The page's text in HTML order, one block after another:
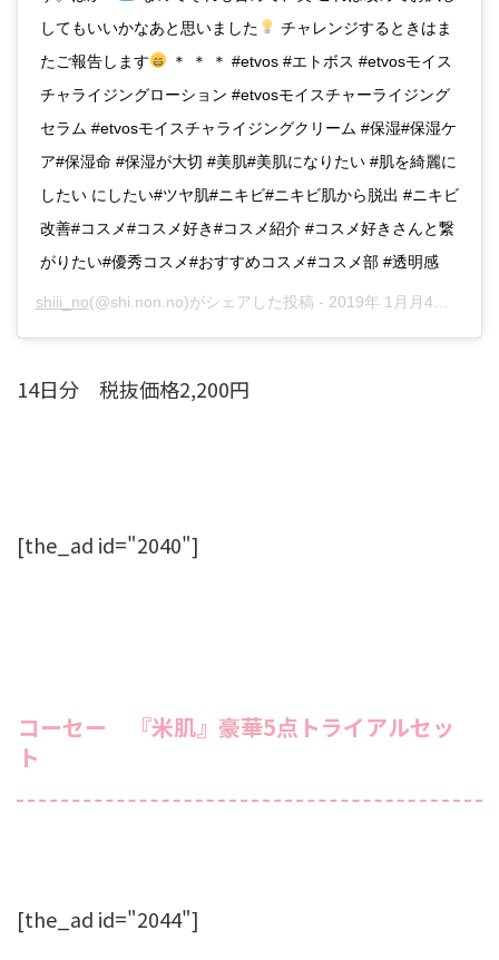
してもいいかなあと思いました
チャレンジするときはま
たご報告します
＊ ＊ ＊ #etvos #エトボス #etvosモイス
チャライジングローション #etvosモイスチャーライジング
セラム #etvosモイスチャライジングクリーム #保湿#保湿ケ
ア#保湿命 #保湿が大切 #美肌#美肌になりたい #肌を綺麗に
したい にしたい#ツヤ肌#ニキビ#ニキビ肌から脱出 #ニキビ
改善#コスメ#コスメ好き#コスメ紹介 #コスメ好きさんと繋
がりたい#優秀コスメ#おすすめコスメ#コスメ部 #透明感
shiii_no(@shi.non.no)がシェアした投稿 - 2019年 1月月4日午後6時56分PST
14日分 税抜価格2,200円
[the_ad id="2040"]
コーセー 『米肌』豪華5点トライアルセッ
ト
[the_ad id="2044"]